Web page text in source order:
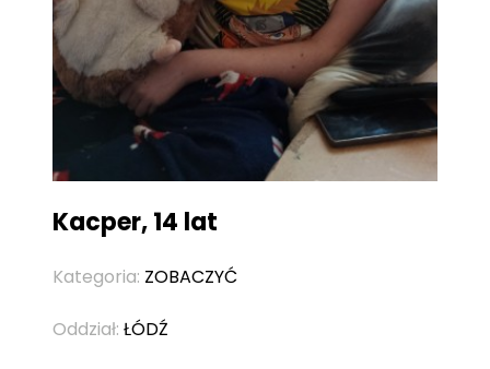
Kacper, 14 lat
Kategoria: ZOBACZYĆ
Oddział: ŁÓDŹ